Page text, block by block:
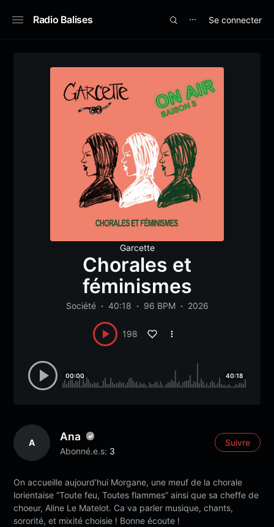
Radio Balises ⋯ Se connecter
Garcette
Chorales et
féminismes
Société 40:18 96 BPM 2026
198
00:00 40:18
A Ana
Abonné.e.s: 3
Suivre
On accueille aujourd’hui Morgane, une meuf de la chorale
lorientaise “Toute feu, Toutes flammes” ainsi que sa cheffe de
choeur, Aline Le Matelot. Ca va parler musique, chants,
sororité, et mixité choisie ! Bonne écoute !